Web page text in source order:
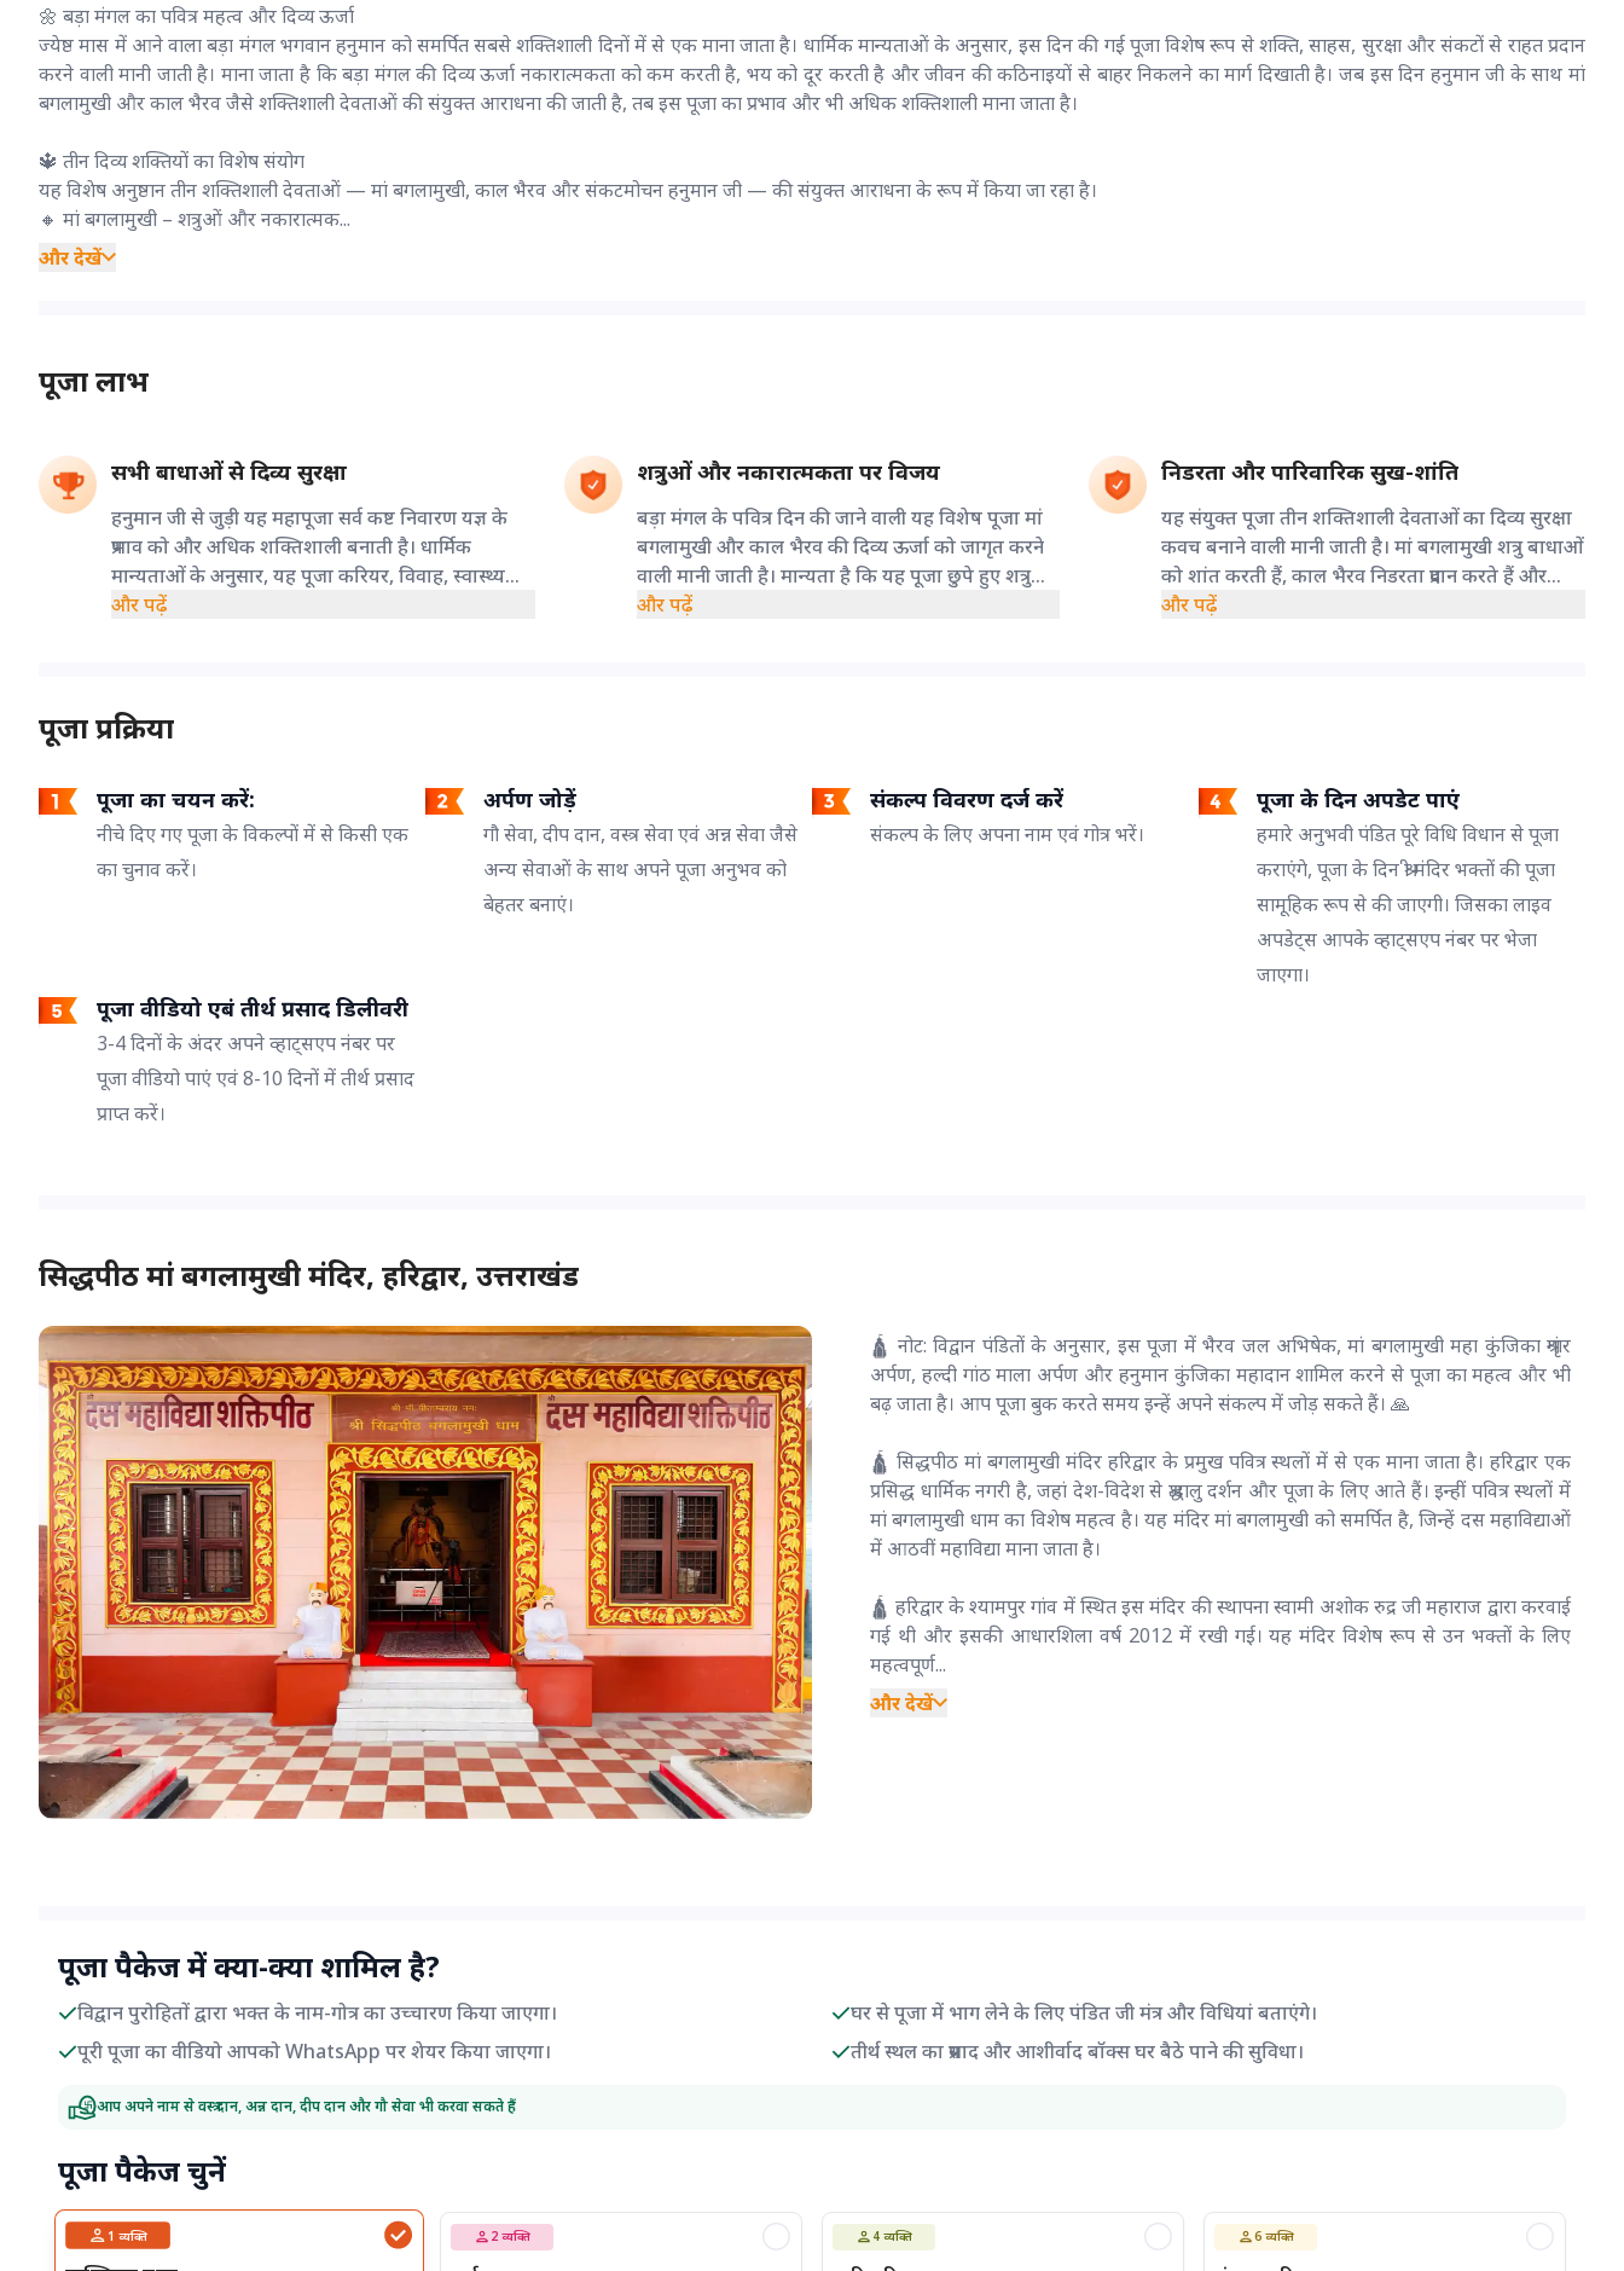
🌼 बड़ा मंगल का पवित्र महत्व और दिव्य ऊर्जा
ज्येष्ठ मास में आने वाला बड़ा मंगल भगवान हनुमान को समर्पित सबसे शक्तिशाली दिनों में से एक माना जाता है। धार्मिक मान्यताओं के अनुसार, इस दिन की गई पूजा विशेष रूप से शक्ति, साहस, सुरक्षा और संकटों से राहत प्रदान
करने वाली मानी जाती है। माना जाता है कि बड़ा मंगल की दिव्य ऊर्जा नकारात्मकता को कम करती है, भय को दूर करती है और जीवन की कठिनाइयों से बाहर निकलने का मार्ग दिखाती है। जब इस दिन हनुमान जी के साथ मां
बगलामुखी और काल भैरव जैसे शक्तिशाली देवताओं की संयुक्त आराधना की जाती है, तब इस पूजा का प्रभाव और भी अधिक शक्तिशाली माना जाता है।
🔱 तीन दिव्य शक्तियों का विशेष संयोग
यह विशेष अनुष्ठान तीन शक्तिशाली देवताओं — मां बगलामुखी, काल भैरव और संकटमोचन हनुमान जी — की संयुक्त आराधना के रूप में किया जा रहा है।
🔸 मां बगलामुखी – शत्रुओं और नकारात्मक...
और देखें
पूजा लाभ
सभी बाधाओं से दिव्य सुरक्षा
हनुमान जी से जुड़ी यह महापूजा सर्व कष्ट निवारण यज्ञ के
प्रभाव को और अधिक शक्तिशाली बनाती है। धार्मिक
मान्यताओं के अनुसार, यह पूजा करियर, विवाह, स्वास्थ्य
और जीवन की अन्य बाधाओं को शांत कर सफलता का मार्ग
और पढ़ें
शत्रुओं और नकारात्मकता पर विजय
बड़ा मंगल के पवित्र दिन की जाने वाली यह विशेष पूजा मां
बगलामुखी और काल भैरव की दिव्य ऊर्जा को जागृत करने
वाली मानी जाती है। मान्यता है कि यह पूजा छुपे हुए शत्रुओं,
बुरी शक्तियों और नकारात्मक प्रभावों को दूर करने में सहायक
और पढ़ें
निडरता और पारिवारिक सुख-शांति
यह संयुक्त पूजा तीन शक्तिशाली देवताओं का दिव्य सुरक्षा
कवच बनाने वाली मानी जाती है। मां बगलामुखी शत्रु बाधाओं
को शांत करती हैं, काल भैरव निडरता प्रदान करते हैं और
हनुमान जी साहस, आत्मबल एवं मानसिक शक्ति का
और पढ़ें
पूजा प्रक्रिया
पूजा का चयन करें:
नीचे दिए गए पूजा के विकल्पों में से किसी एक
का चुनाव करें।
अर्पण जोड़ें
गौ सेवा, दीप दान, वस्त्र सेवा एवं अन्न सेवा जैसे
अन्य सेवाओं के साथ अपने पूजा अनुभव को
बेहतर बनाएं।
संकल्प विवरण दर्ज करें
संकल्प के लिए अपना नाम एवं गोत्र भरें।
पूजा के दिन अपडेट पाएं
हमारे अनुभवी पंडित पूरे विधि विधान से पूजा
कराएंगे, पूजा के दिन श्री मंदिर भक्तों की पूजा
सामूहिक रूप से की जाएगी। जिसका लाइव
अपडेट्स आपके व्हाट्सएप नंबर पर भेजा
जाएगा।
पूजा वीडियो एबं तीर्थ प्रसाद डिलीवरी
3-4 दिनों के अंदर अपने व्हाट्सएप नंबर पर
पूजा वीडियो पाएं एवं 8-10 दिनों में तीर्थ प्रसाद
प्राप्त करें।
सिद्धपीठ मां बगलामुखी मंदिर, हरिद्वार, उत्तराखंड
🛕 नोट: विद्वान पंडितों के अनुसार, इस पूजा में भैरव जल अभिषेक, मां बगलामुखी महा कुंजिका श्रृंगार
अर्पण, हल्दी गांठ माला अर्पण और हनुमान कुंजिका महादान शामिल करने से पूजा का महत्व और भी
बढ़ जाता है। आप पूजा बुक करते समय इन्हें अपने संकल्प में जोड़ सकते हैं। 🙏
🛕 सिद्धपीठ मां बगलामुखी मंदिर हरिद्वार के प्रमुख पवित्र स्थलों में से एक माना जाता है। हरिद्वार एक
प्रसिद्ध धार्मिक नगरी है, जहां देश-विदेश से श्रद्धालु दर्शन और पूजा के लिए आते हैं। इन्हीं पवित्र स्थलों में
मां बगलामुखी धाम का विशेष महत्व है। यह मंदिर मां बगलामुखी को समर्पित है, जिन्हें दस महाविद्याओं
में आठवीं महाविद्या माना जाता है।
🛕 हरिद्वार के श्यामपुर गांव में स्थित इस मंदिर की स्थापना स्वामी अशोक रुद्र जी महाराज द्वारा करवाई
गई थी और इसकी आधारशिला वर्ष 2012 में रखी गई। यह मंदिर विशेष रूप से उन भक्तों के लिए
महत्वपूर्ण...
और देखें
पूजा पैकेज में क्या-क्या शामिल है?
विद्वान पुरोहितों द्वारा भक्त के नाम-गोत्र का उच्चारण किया जाएगा।
घर से पूजा में भाग लेने के लिए पंडित जी मंत्र और विधियां बताएंगे।
पूरी पूजा का वीडियो आपको WhatsApp पर शेयर किया जाएगा।
तीर्थ स्थल का प्रसाद और आशीर्वाद बॉक्स घर बैठे पाने की सुविधा।
आप अपने नाम से वस्त्र दान, अन्न दान, दीप दान और गौ सेवा भी करवा सकते हैं
पूजा पैकेज चुनें
1 व्यक्ति 2 व्यक्ति 4 व्यक्ति 6 व्यक्ति